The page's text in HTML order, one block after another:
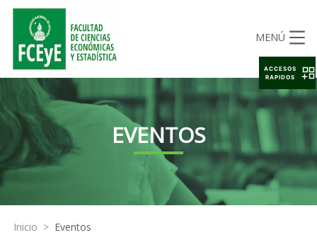
MENÚ
EVENTOS
Inicio > Eventos
ACCESOS
RAPIDOS